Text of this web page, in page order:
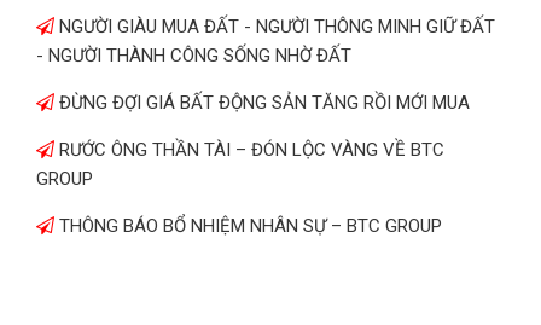
NGƯỜI GIÀU MUA ĐẤT - NGƯỜI THÔNG MINH GIỮ ĐẤT
- NGƯỜI THÀNH CÔNG SỐNG NHỜ ĐẤT
ĐỪNG ĐỢI GIÁ BẤT ĐỘNG SẢN TĂNG RỒI MỚI MUA
RƯỚC ÔNG THẦN TÀI – ĐÓN LỘC VÀNG VỀ BTC
GROUP
THÔNG BÁO BỔ NHIỆM NHÂN SỰ – BTC GROUP